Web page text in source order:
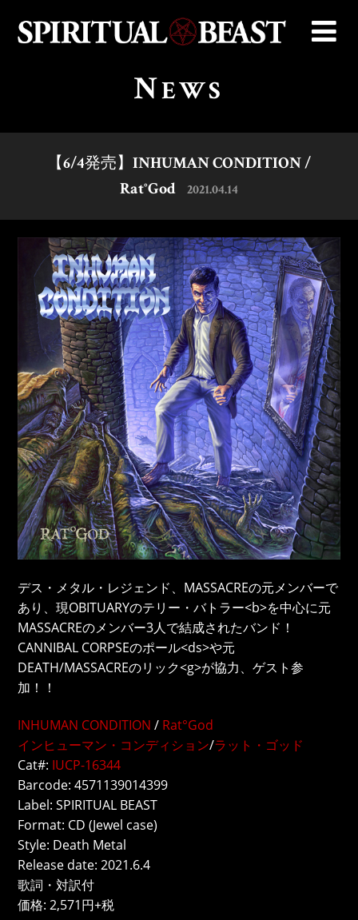
NEWS
【6/4発売】INHUMAN CONDITION /
Rat°God
2021.04.14
デス・メタル・レジェンド、MASSACREの元メンバーで
あり、現OBITUARYのテリー・バトラー<b>を中心に元
MASSACREのメンバー3人で結成されたバンド！
CANNIBAL CORPSEのポール<ds>や元
DEATH/MASSACREのリック<g>が協力、ゲスト参
加！！
INHUMAN CONDITION / Rat°God
インヒューマン・コンディション/ラット・ゴッド
Cat#: IUCP-16344
Barcode: 4571139014399
Label: SPIRITUAL BEAST
Format: CD (Jewel case)
Style: Death Metal
Release date: 2021.6.4
歌詞・対訳付
価格: 2,571円+税